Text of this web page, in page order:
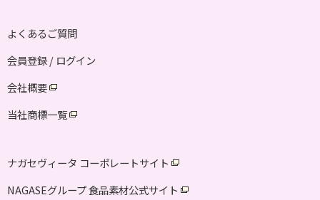
よくあるご質問
会員登録 / ログイン
会社概要
当社商標一覧
ナガセヴィータ コーポレートサイト
NAGASEグループ 食品素材公式サイト